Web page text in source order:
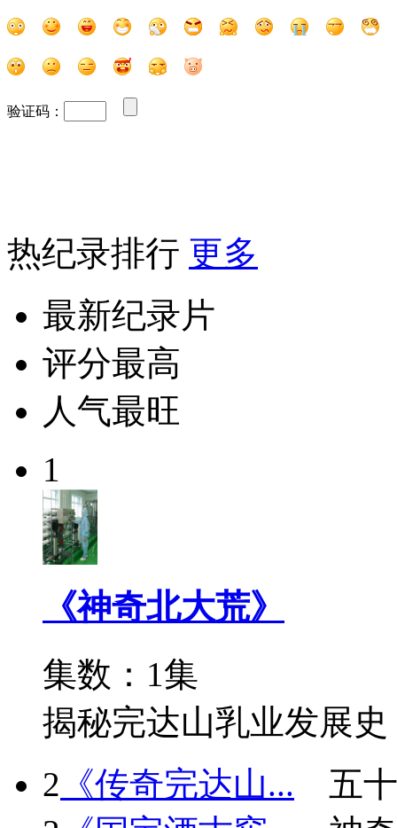
验证码：
热纪录排行 更多
最新纪录片
评分最高
人气最旺
1
《神奇北大荒》
集数：1集
揭秘完达山乳业发展史
2 《传奇完达山...
五